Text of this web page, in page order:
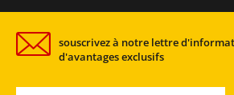
souscrivez à notre lettre
d'avantages exclusifs